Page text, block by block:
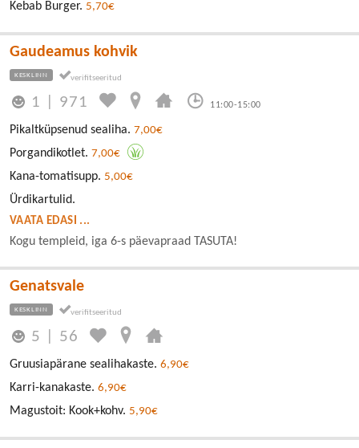
Kebab Burger. 5,70€
Gaudeamus kohvik
KESKLINN
1 971 11:00-15:00
Pikaltküpsenud sealiha. 7,00€
Porgandikotlet. 7,00€
Kana-tomatisupp. 5,00€
Ürdikartulid.
VAATA EDASI ...
Kogu templeid, iga 6-s päevapraad TASUTA!
Genatsvale
KESKLINN
5 56
Gruusiapärane sealihakaste. 6,90€
Karri-kanakaste. 6,90€
Magustoit: Kook+kohv. 5,90€